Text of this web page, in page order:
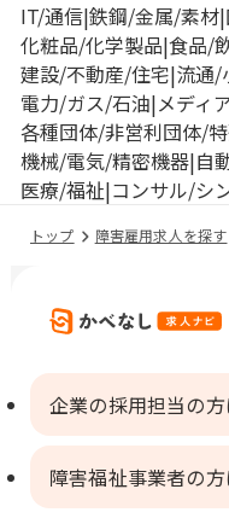
IT/通信 鉄鋼/金属/素材
化粧品/化学製品 食品/
建設/不動産/住宅 流通/
電力/ガス/石油 メディ
各種団体/非営利団体/
機械/電気/精密機器 自
医療/福祉 コンサル/シ
トップ 障害雇用求人を探す
企業の採用担当の
障害福祉事業者の